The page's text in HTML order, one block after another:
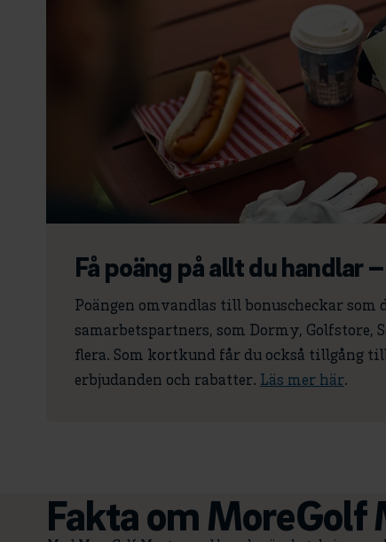
Få poäng på allt du handlar
Poängen omvandlas till bonuscheckar som
samarbetspartners, som Dormy, Golfstore,
flera. Som kortkund får du också tillgång
erbjudanden och rabatter. Läs mer här.
Fakta om MoreGolf